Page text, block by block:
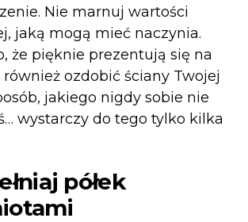
Nie marnuj wartości
jaką mogą mieć naczynia.
że pięknie prezentują się na
ozdobić ściany Twojej
jakiego nigdy sobie nie
wystarczy do tego tylko kilka
półek